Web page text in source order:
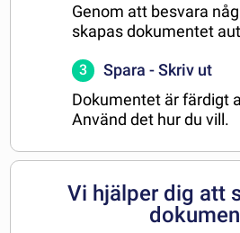
Genom att besvara
skapas dokumentet
3
Spara - Skriv ut
Dokumentet är färdigt
Använd det hur du vill.
Vi hjälper dig att